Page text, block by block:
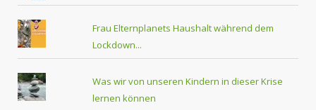
Frau Elternplanets Haushalt während dem
Lockdown...
Was wir von unseren Kindern in dieser Krise
lernen können